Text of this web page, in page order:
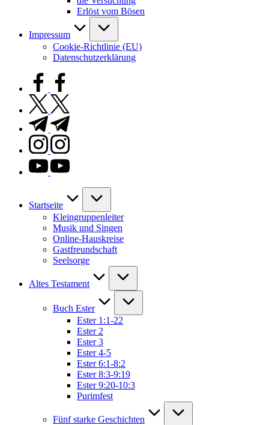
Erlöst vom Bösen
Impressum
Cookie-Richtlinie (EU)
Datenschutzerklärung
facebook.com
twitter.com
t.me
instagram.com
youtube.com
Startseite
Kleingruppenleiter
Musik und Singen
Online-Hauskreise
Gastfreundschaft
Seelsorge
Altes Testament
Buch Ester
Ester 1:1-22
Ester 2
Ester 3
Ester 4-5
Ester 6:1-8:2
Ester 8:3-9:19
Ester 9:20-10:3
Purimfest
Fünf starke Geschichten